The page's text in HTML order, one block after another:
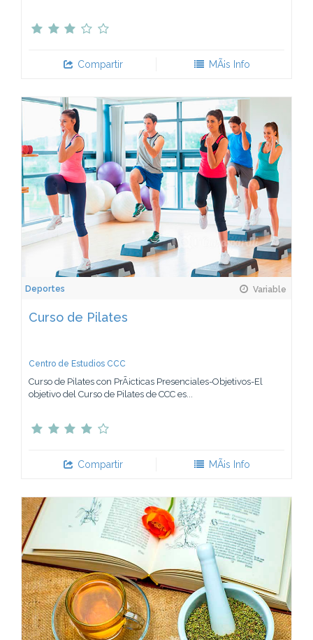
Compartir MÃ¡s Info
Deportes Variable
Curso de Pilates
Centro de Estudios CCC
Curso de Pilates con PrÃ¡cticas Presenciales-Objetivos-El
objetivo del Curso de Pilates de CCC es...
Compartir MÃ¡s Info